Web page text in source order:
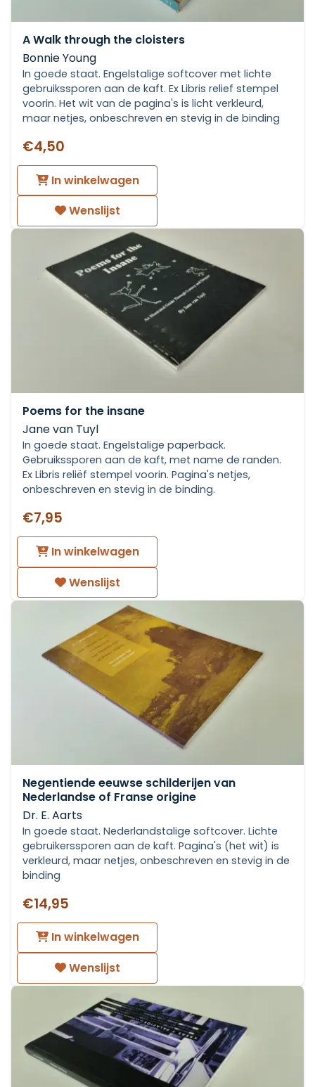
A Walk through the cloisters
Bonnie Young
In goede staat. Engelstalige softcover met lichte
gebruikssporen aan de kaft. Ex Libris relief stempel
voorin. Het wit van de pagina's is licht verkleurd,
maar netjes, onbeschreven en stevig in de binding
€4,50
In winkelwagen
Wenslijst
Poems for the insane
Jane van Tuyl
In goede staat. Engelstalige paperback.
Gebruikssporen aan de kaft, met name de randen.
Ex Libris reliëf stempel voorin. Pagina's netjes,
onbeschreven en stevig in de binding.
€7,95
In winkelwagen
Wenslijst
Negentiende eeuwse schilderijen van
Nederlandse of Franse origine
Dr. E. Aarts
In goede staat. Nederlandstalige softcover. Lichte
gebruikerssporen aan de kaft. Pagina's (het wit) is
verkleurd, maar netjes, onbeschreven en stevig in de
binding
€14,95
In winkelwagen
Wenslijst